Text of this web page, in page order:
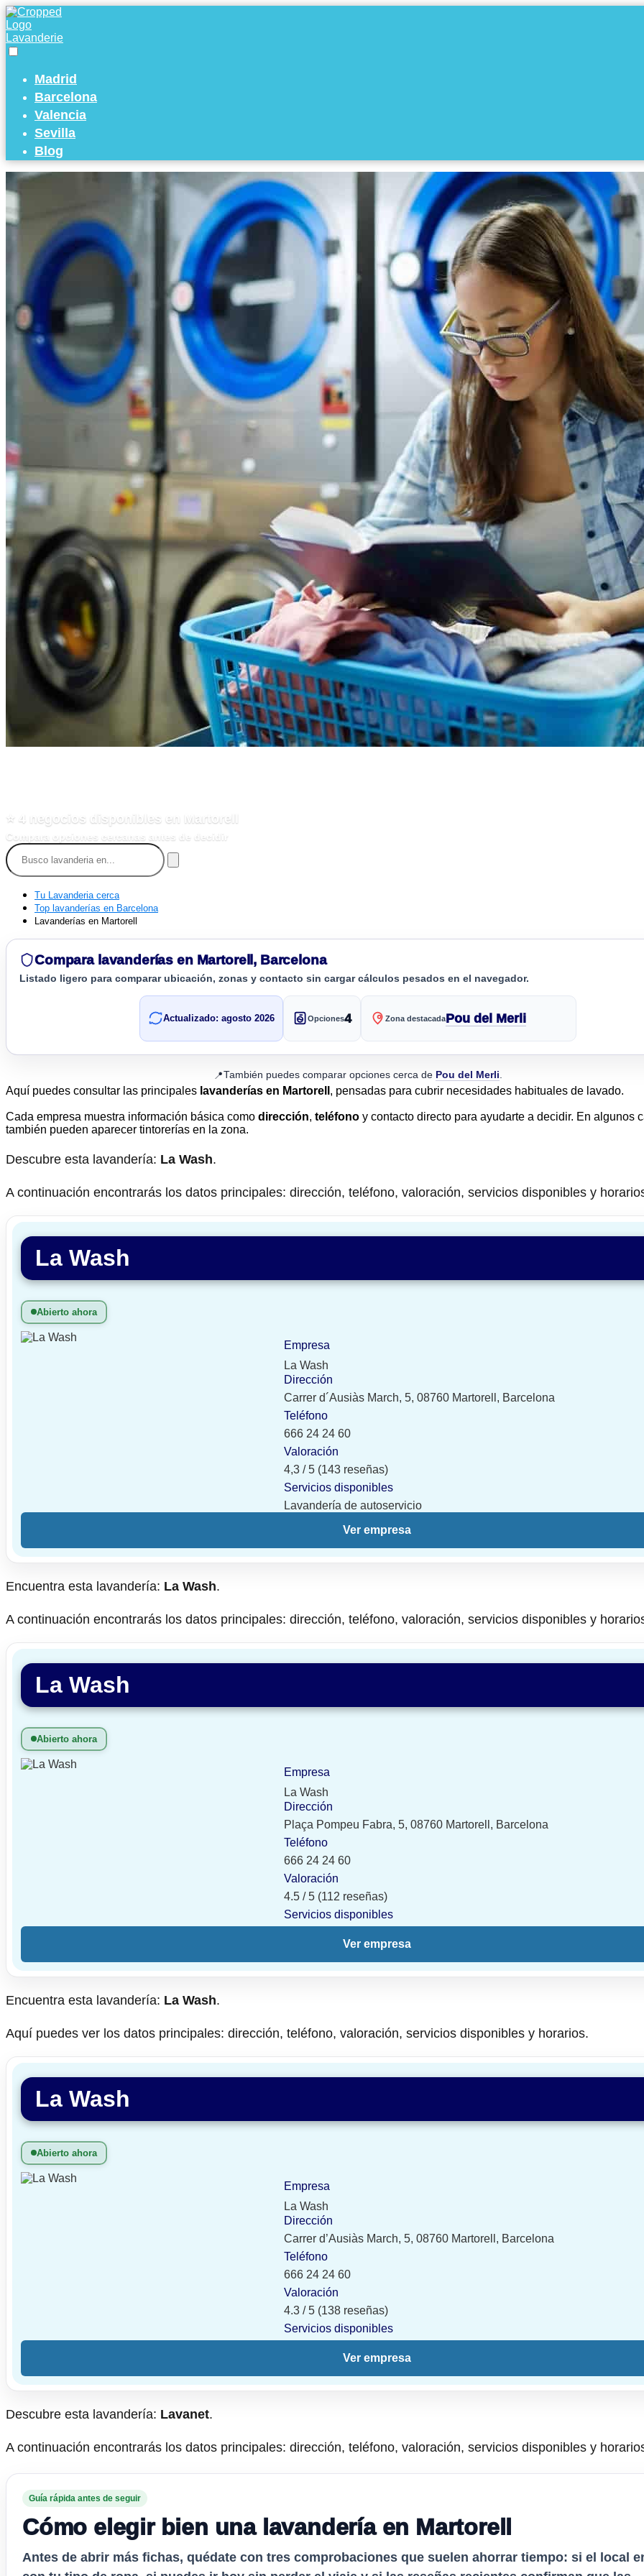
Madrid
Barcelona
Valencia
Sevilla
Blog
⭐ 4 negocios disponibles en Martorell
Compara opciones cercanas antes de decidir
Tu Lavanderia cerca
Top lavanderías en Barcelona
Lavanderías en Martorell
Compara lavanderías en Martorell, Barcelona
Listado ligero para comparar ubicación, zonas y contacto sin cargar cálculos pesados en el navegador.
Actualizado: agosto 2026 Opciones4 Zona destacadaPou del Merli
📍También puedes comparar opciones cerca de Pou del Merli
Aquí puedes consultar las principales lavanderías en Martorell , pensadas para cubrir necesidades habituales de lavado.
Cada empresa muestra información básica como dirección, teléfono y contacto directo para ayudarte a decidir. En algunos
también pueden aparecer tintorerías en la zona.
Descubre esta lavandería: La Wash.
A continuación encontrarás los datos principales: dirección, teléfono, valoración, servicios disponibles y
La Wash
Abierto ahora
Empresa
La Wash
Dirección
Carrer d´Ausiàs March, 5, 08760 Martorell, Barcelona
Teléfono
666 24 24 60
Valoración
4,3 / 5 (143 reseñas)
Servicios disponibles
Lavandería de autoservicio
Ver empresa
Encuentra esta lavandería: La Wash.
A continuación encontrarás los datos principales: dirección, teléfono, valoración, servicios disponibles y
La Wash
Abierto ahora
Empresa
La Wash
Dirección
Plaça Pompeu Fabra, 5, 08760 Martorell, Barcelona
Teléfono
666 24 24 60
Valoración
4.5 / 5 (112 reseñas)
Servicios disponibles
Ver empresa
Encuentra esta lavandería: La Wash.
Aquí puedes ver los datos principales: dirección, teléfono, valoración, servicios disponibles y horarios.
La Wash
Abierto ahora
Empresa
La Wash
Dirección
Carrer d’Ausiàs March, 5, 08760 Martorell, Barcelona
Teléfono
666 24 24 60
Valoración
4.3 / 5 (138 reseñas)
Servicios disponibles
Ver empresa
Descubre esta lavandería: Lavanet.
A continuación encontrarás los datos principales: dirección, teléfono, valoración, servicios disponibles y
Guía rápida antes de seguir
Cómo elegir bien una lavandería en Martorell
Antes de abrir más fichas, quédate con tres comprobaciones que suelen ahorrar tiempo: si el local